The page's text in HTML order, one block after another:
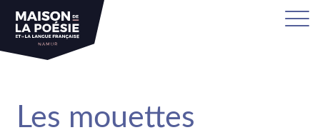
Les mouettes